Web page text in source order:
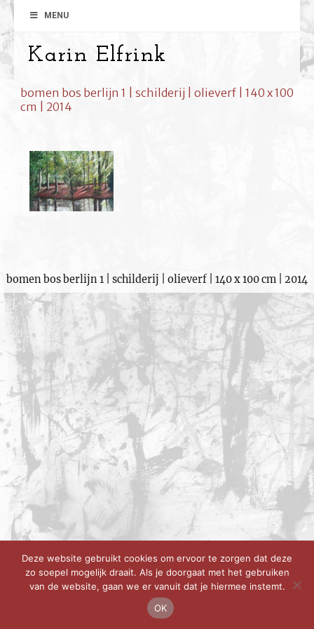
MENU
Karin Elfrink
bomen bos berlijn 1 | schilderij | olieverf | 140 x 100
cm | 2014
bomen bos berlijn 1 | schilderij | olieverf | 140 x 100 cm | 2014
Deze website gebruikt cookies om ervoor te zorgen dat deze
zo soepel mogelijk draait. Als je doorgaat met het gebruiken
van de website, gaan we er vanuit dat je hiermee instemt.
OK